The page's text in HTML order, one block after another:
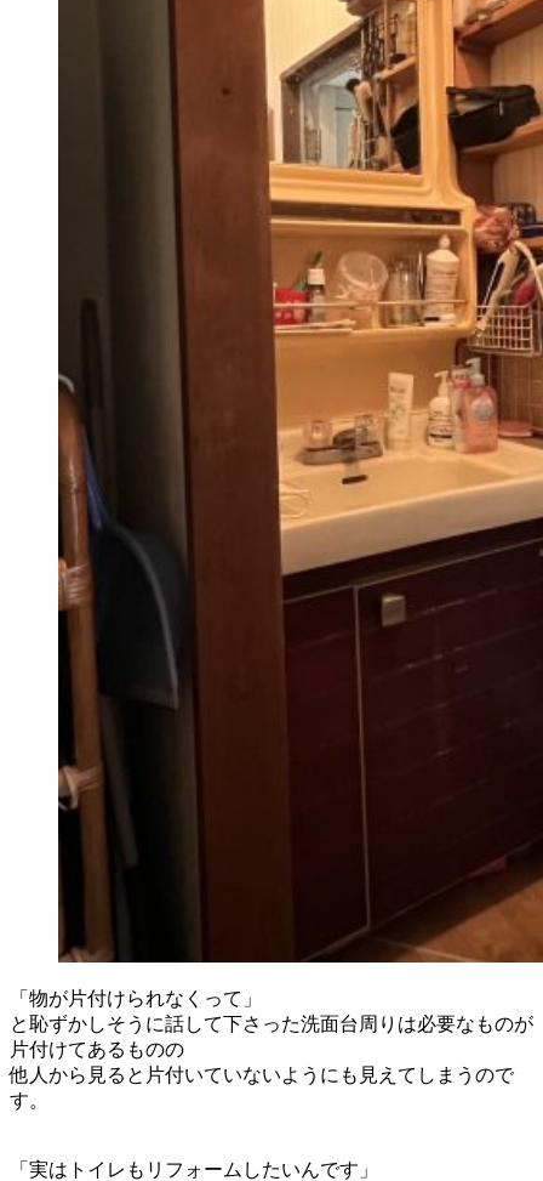
「物が片付けられなくって」
と恥ずかしそうに話して下さった洗面台周りは必要なものが
片付けてあるものの
他人から見ると片付いていないようにも見えてしまうので
す。
「実はトイレもリフォームしたいんです」